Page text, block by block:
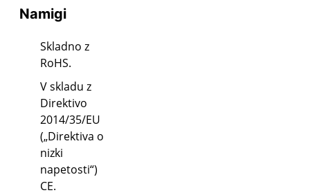
Namigi
Skladno z
RoHS.
V skladu z
Direktivo
2014/35/EU
(„Direktiva o
nizki
napetosti“)
CE.